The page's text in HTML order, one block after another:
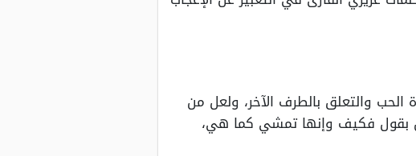
والتعلق بالطرف الآخر، ولعل من
بقول فكيف وإنها تمشي كما هي،